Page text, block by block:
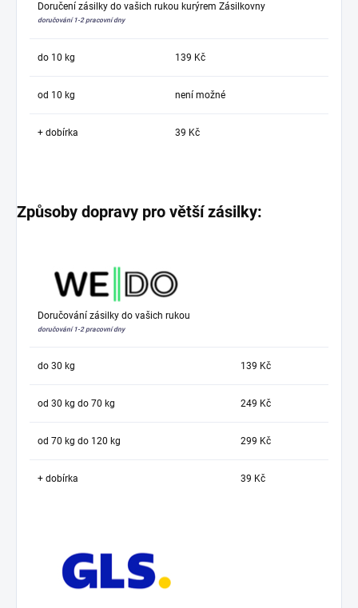
Doručení zásilky do vašich rukou kurýrem Zásilkovny
doručování 1-2 pracovní dny
do 10 kg 139 Kč
od 10 kg není možné
+ dobírka 39 Kč
Způsoby dopravy pro větší zásilky:
Doručování zásilky do vašich rukou
doručování 1-2 pracovní dny
do 30 kg 139 Kč
od 30 kg do 70 kg 249 Kč
od 70 kg do 120 kg 299 Kč
+ dobírka 39 Kč